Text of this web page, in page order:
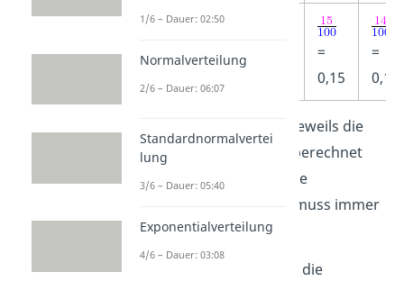
relative
Häufigkeit h
=
0,15
=
0,14
Um zu überprüfen, ob du jeweils die
relative Häufigkeit richtig berechnet
hast, kannst du ihre Summe
bestimmen. Das Ergebnis muss immer
sein!
In der letzten Zeile wurden die
1/6 – Dauer: 02:50
Normalverteilung
2/6 – Dauer: 06:07
Standardnormalvertei
lung
3/6 – Dauer: 05:40
Exponentialverteilung
4/6 – Dauer: 03:08